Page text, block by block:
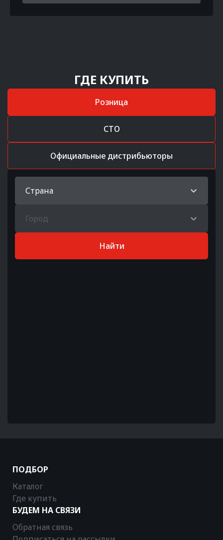
ГДЕ КУПИТЬ
Розница
СТО
Официальные дистрибьюторы
Страна
Город
Найти
ПОДБОР
Каталог
Где купить
БУДЕМ НА СВЯЗИ
Обратная связь